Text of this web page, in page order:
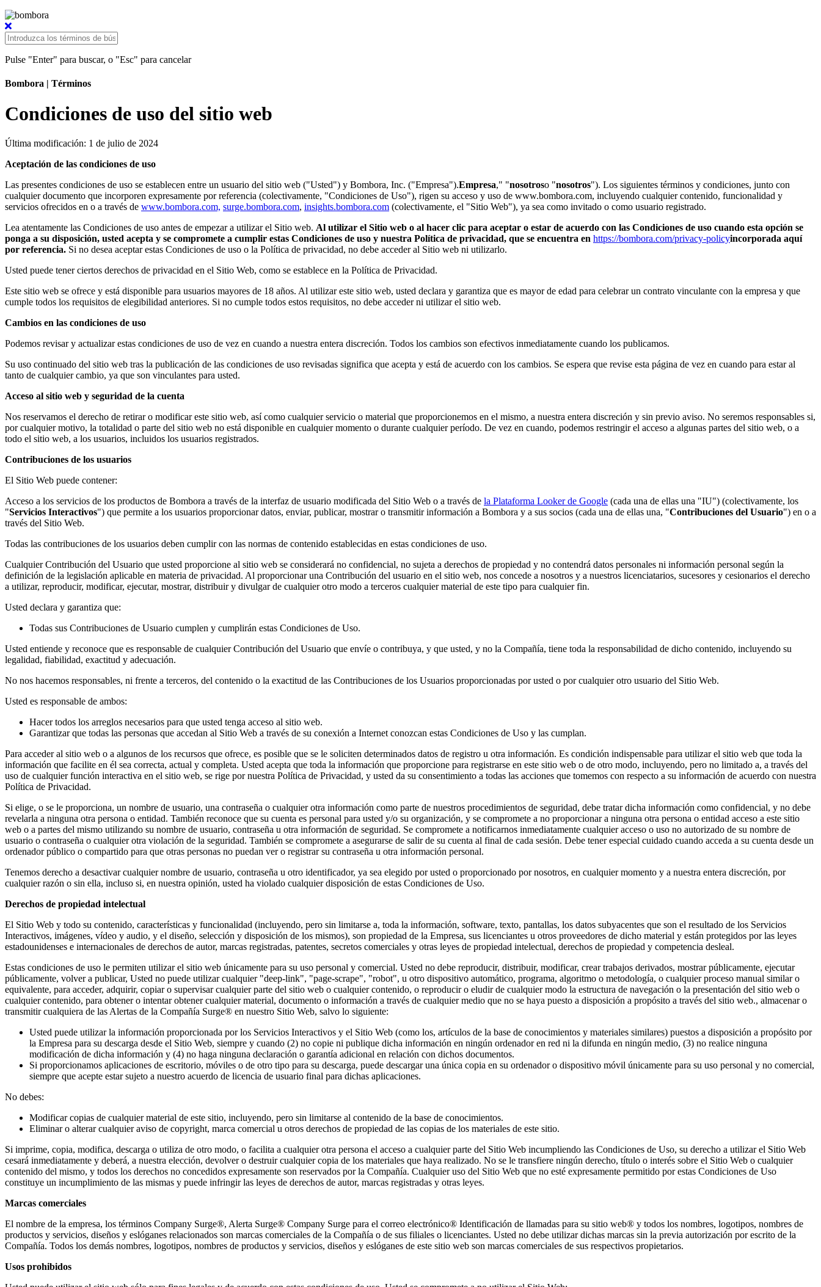
Pulse "Enter" para buscar, o "Esc" para cancelar
Bombora | Términos
Condiciones de uso del sitio web
Última modificación: 1 de julio de 2024
Aceptación de las condiciones de uso
Las presentes condiciones de uso se establecen entre un usuario del sitio web ("Usted") y Bombora, Inc. ("Empresa").Empresa," "nosotroso "nosotros"). Los siguientes términos y condiciones, junto con
cualquier documento que incorporen expresamente por referencia (colectivamente, "Condiciones de Uso"), rigen su acceso y uso de www.bombora.com, incluyendo cualquier contenido, funcionalidad y
servicios ofrecidos en o a través de www.bombora.com, surge.bombora.com, insights.bombora.com (colectivamente, el "Sitio Web"), ya sea como invitado o como usuario registrado.
Lea atentamente las Condiciones de uso antes de empezar a utilizar el Sitio web. Al utilizar el Sitio web o al hacer clic para aceptar o estar de acuerdo con las Condiciones de uso cuando esta opción se
ponga a su disposición, usted acepta y se compromete a cumplir estas Condiciones de uso y nuestra Política de privacidad, que se encuentra en https://bombora.com/privacy-policyincorporada aquí
por referencia. Si no desea aceptar estas Condiciones de uso o la Política de privacidad, no debe acceder al Sitio web ni utilizarlo.
Usted puede tener ciertos derechos de privacidad en el Sitio Web, como se establece en la Política de Privacidad.
Este sitio web se ofrece y está disponible para usuarios mayores de 18 años. Al utilizar este sitio web, usted declara y garantiza que es mayor de edad para celebrar un contrato vinculante con la empresa y que
cumple todos los requisitos de elegibilidad anteriores. Si no cumple todos estos requisitos, no debe acceder ni utilizar el sitio web.
Cambios en las condiciones de uso
Podemos revisar y actualizar estas condiciones de uso de vez en cuando a nuestra entera discreción. Todos los cambios son efectivos inmediatamente cuando los publicamos.
Su uso continuado del sitio web tras la publicación de las condiciones de uso revisadas significa que acepta y está de acuerdo con los cambios. Se espera que revise esta página de vez en cuando para estar al
tanto de cualquier cambio, ya que son vinculantes para usted.
Acceso al sitio web y seguridad de la cuenta
Nos reservamos el derecho de retirar o modificar este sitio web, así como cualquier servicio o material que proporcionemos en el mismo, a nuestra entera discreción y sin previo aviso. No seremos responsables si,
por cualquier motivo, la totalidad o parte del sitio web no está disponible en cualquier momento o durante cualquier período. De vez en cuando, podemos restringir el acceso a algunas partes del sitio web, o a
todo el sitio web, a los usuarios, incluidos los usuarios registrados.
Contribuciones de los usuarios
El Sitio Web puede contener:
Acceso a los servicios de los productos de Bombora a través de la interfaz de usuario modificada del Sitio Web o a través de la Plataforma Looker de Google (cada una de ellas una "IU") (colectivamente, los
"Servicios Interactivos") que permite a los usuarios proporcionar datos, enviar, publicar, mostrar o transmitir información a Bombora y a sus socios (cada una de ellas una, "Contribuciones del Usuario") en o a
través del Sitio Web.
Todas las contribuciones de los usuarios deben cumplir con las normas de contenido establecidas en estas condiciones de uso.
Cualquier Contribución del Usuario que usted proporcione al sitio web se considerará no confidencial, no sujeta a derechos de propiedad y no contendrá datos personales ni información personal según la
definición de la legislación aplicable en materia de privacidad. Al proporcionar una Contribución del usuario en el sitio web, nos concede a nosotros y a nuestros licenciatarios, sucesores y cesionarios el derecho
a utilizar, reproducir, modificar, ejecutar, mostrar, distribuir y divulgar de cualquier otro modo a terceros cualquier material de este tipo para cualquier fin.
Usted declara y garantiza que:
Todas sus Contribuciones de Usuario cumplen y cumplirán estas Condiciones de Uso.
Usted entiende y reconoce que es responsable de cualquier Contribución del Usuario que envíe o contribuya, y que usted, y no la Compañía, tiene toda la responsabilidad de dicho contenido, incluyendo su
legalidad, fiabilidad, exactitud y adecuación.
No nos hacemos responsables, ni frente a terceros, del contenido o la exactitud de las Contribuciones de los Usuarios proporcionadas por usted o por cualquier otro usuario del Sitio Web.
Usted es responsable de ambos:
Hacer todos los arreglos necesarios para que usted tenga acceso al sitio web.
Garantizar que todas las personas que accedan al Sitio Web a través de su conexión a Internet conozcan estas Condiciones de Uso y las cumplan.
Para acceder al sitio web o a algunos de los recursos que ofrece, es posible que se le soliciten determinados datos de registro u otra información. Es condición indispensable para utilizar el sitio web que toda la
información que facilite en él sea correcta, actual y completa. Usted acepta que toda la información que proporcione para registrarse en este sitio web o de otro modo, incluyendo, pero no limitado a, a través del
uso de cualquier función interactiva en el sitio web, se rige por nuestra Política de Privacidad, y usted da su consentimiento a todas las acciones que tomemos con respecto a su información de acuerdo con nuestra
Política de Privacidad.
Si elige, o se le proporciona, un nombre de usuario, una contraseña o cualquier otra información como parte de nuestros procedimientos de seguridad, debe tratar dicha información como confidencial, y no debe
revelarla a ninguna otra persona o entidad. También reconoce que su cuenta es personal para usted y/o su organización, y se compromete a no proporcionar a ninguna otra persona o entidad acceso a este sitio
web o a partes del mismo utilizando su nombre de usuario, contraseña u otra información de seguridad. Se compromete a notificarnos inmediatamente cualquier acceso o uso no autorizado de su nombre de
usuario o contraseña o cualquier otra violación de la seguridad. También se compromete a asegurarse de salir de su cuenta al final de cada sesión. Debe tener especial cuidado cuando acceda a su cuenta desde un
ordenador público o compartido para que otras personas no puedan ver o registrar su contraseña u otra información personal.
Tenemos derecho a desactivar cualquier nombre de usuario, contraseña u otro identificador, ya sea elegido por usted o proporcionado por nosotros, en cualquier momento y a nuestra entera discreción, por
cualquier razón o sin ella, incluso si, en nuestra opinión, usted ha violado cualquier disposición de estas Condiciones de Uso.
Derechos de propiedad intelectual
El Sitio Web y todo su contenido, características y funcionalidad (incluyendo, pero sin limitarse a, toda la información, software, texto, pantallas, los datos subyacentes que son el resultado de los Servicios
Interactivos, imágenes, vídeo y audio, y el diseño, selección y disposición de los mismos), son propiedad de la Empresa, sus licenciantes u otros proveedores de dicho material y están protegidos por las leyes
estadounidenses e internacionales de derechos de autor, marcas registradas, patentes, secretos comerciales y otras leyes de propiedad intelectual, derechos de propiedad y competencia desleal.
Estas condiciones de uso le permiten utilizar el sitio web únicamente para su uso personal y comercial. Usted no debe reproducir, distribuir, modificar, crear trabajos derivados, mostrar públicamente, ejecutar
públicamente, volver a publicar, Usted no puede utilizar cualquier "deep-link", "page-scrape", "robot", u otro dispositivo automático, programa, algoritmo o metodología, o cualquier proceso manual similar o
equivalente, para acceder, adquirir, copiar o supervisar cualquier parte del sitio web o cualquier contenido, o reproducir o eludir de cualquier modo la estructura de navegación o la presentación del sitio web o
cualquier contenido, para obtener o intentar obtener cualquier material, documento o información a través de cualquier medio que no se haya puesto a disposición a propósito a través del sitio web., almacenar o
transmitir cualquiera de las Alertas de la Compañía Surge® en nuestro Sitio Web, salvo lo siguiente:
Usted puede utilizar la información proporcionada por los Servicios Interactivos y el Sitio Web (como los, artículos de la base de conocimientos y materiales similares) puestos a disposición a propósito por
la Empresa para su descarga desde el Sitio Web, siempre y cuando (2) no copie ni publique dicha información en ningún ordenador en red ni la difunda en ningún medio, (3) no realice ninguna
modificación de dicha información y (4) no haga ninguna declaración o garantía adicional en relación con dichos documentos.
Si proporcionamos aplicaciones de escritorio, móviles o de otro tipo para su descarga, puede descargar una única copia en su ordenador o dispositivo móvil únicamente para su uso personal y no comercial,
siempre que acepte estar sujeto a nuestro acuerdo de licencia de usuario final para dichas aplicaciones.
No debes:
Modificar copias de cualquier material de este sitio, incluyendo, pero sin limitarse al contenido de la base de conocimientos.
Eliminar o alterar cualquier aviso de copyright, marca comercial u otros derechos de propiedad de las copias de los materiales de este sitio.
Si imprime, copia, modifica, descarga o utiliza de otro modo, o facilita a cualquier otra persona el acceso a cualquier parte del Sitio Web incumpliendo las Condiciones de Uso, su derecho a utilizar el Sitio Web
cesará inmediatamente y deberá, a nuestra elección, devolver o destruir cualquier copia de los materiales que haya realizado. No se le transfiere ningún derecho, título o interés sobre el Sitio Web o cualquier
contenido del mismo, y todos los derechos no concedidos expresamente son reservados por la Compañía. Cualquier uso del Sitio Web que no esté expresamente permitido por estas Condiciones de Uso
constituye un incumplimiento de las mismas y puede infringir las leyes de derechos de autor, marcas registradas y otras leyes.
Marcas comerciales
El nombre de la empresa, los términos Company Surge®, Alerta Surge® Company Surge para el correo electrónico® Identificación de llamadas para su sitio web® y todos los nombres, logotipos, nombres de
productos y servicios, diseños y eslóganes relacionados son marcas comerciales de la Compañía o de sus filiales o licenciantes. Usted no debe utilizar dichas marcas sin la previa autorización por escrito de la
Compañía. Todos los demás nombres, logotipos, nombres de productos y servicios, diseños y eslóganes de este sitio web son marcas comerciales de sus respectivos propietarios.
Usos prohibidos